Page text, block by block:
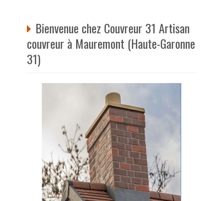
Bienvenue chez Couvreur 31 Artisan
couvreur à Mauremont (Haute-Garonne
31)